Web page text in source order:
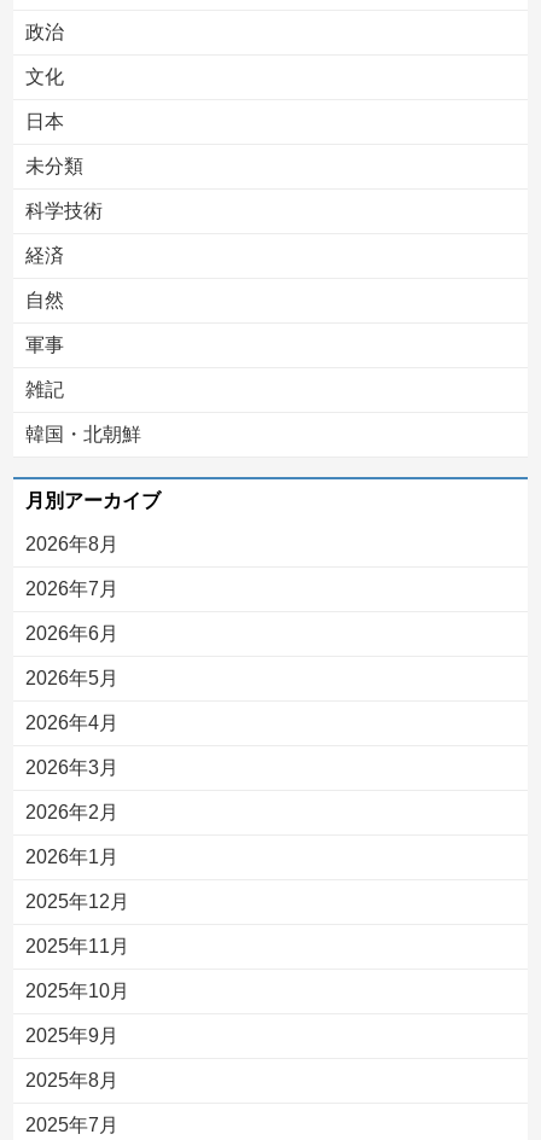
政治
文化
日本
未分類
科学技術
経済
自然
軍事
雑記
韓国・北朝鮮
月別アーカイブ
2026年8月
2026年7月
2026年6月
2026年5月
2026年4月
2026年3月
2026年2月
2026年1月
2025年12月
2025年11月
2025年10月
2025年9月
2025年8月
2025年7月